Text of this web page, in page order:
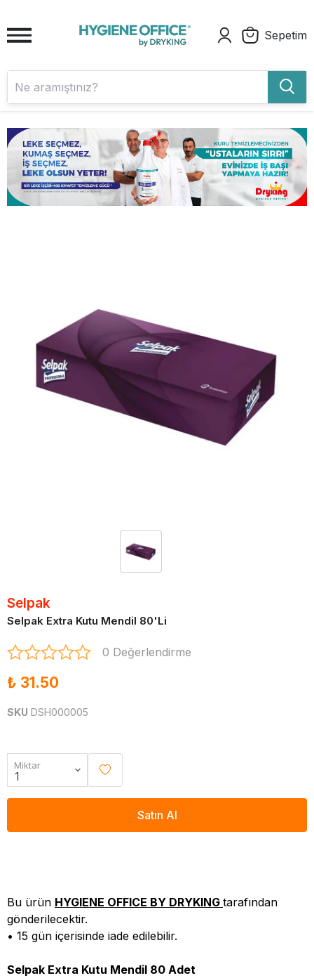
Sepetim
Selpak
Selpak Extra Kutu Mendil 80'Li
0 Değerlendirme
₺ 31.50
SKU DSH000005
Miktar
Satın Al
Bu ürün HYGIENE OFFICE BY DRYKING tarafından
gönderilecektir.
• 15 gün içerisinde iade edilebilir.
Selpak Extra Kutu Mendil 80 Adet